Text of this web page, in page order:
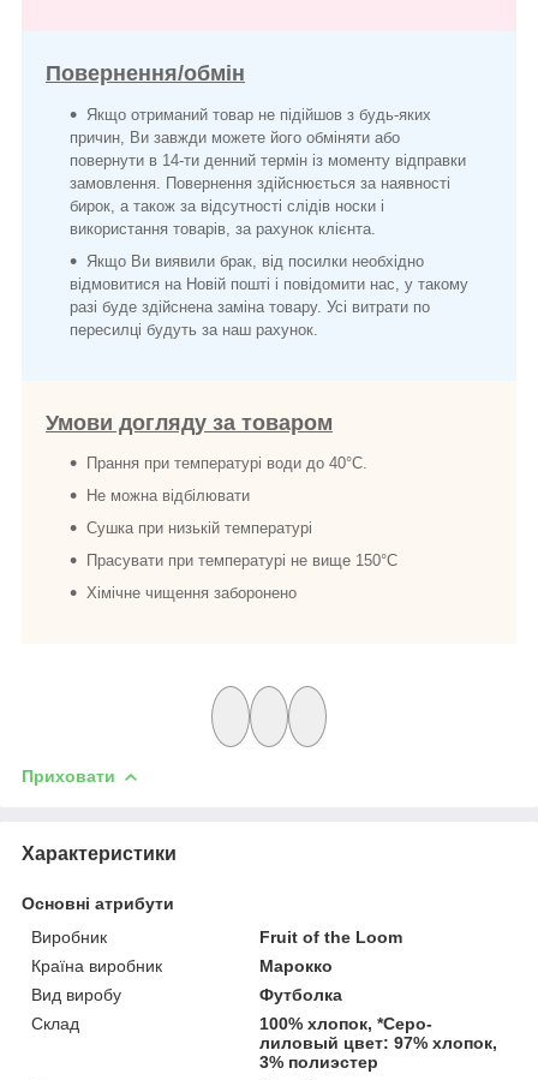
Повернення/обмін
Якщо отриманий товар не підійшов з будь-яких
причин, Ви завжди можете його обміняти або
повернути в 14-ти денний термін із моменту відправки
замовлення. Повернення здійснюється за наявності
бирок, а також за відсутності слідів носки і
використання товарів, за рахунок клієнта.
Якщо Ви виявили брак, від посилки необхідно
відмовитися на Новій пошті і повідомити нас, у такому
разі буде здійснена заміна товару. Усі витрати по
пересилці будуть за наш рахунок.
Умови догляду за товаром
Прання при температурі води до 40°C.
Не можна відбілювати
Сушка при низькій температурі
Прасувати при температурі не вище 150°C
Хімічне чищення заборонено
Приховати
Характеристики
Основні атрибути
Виробник
Fruit of the Loom
Країна виробник
Марокко
Вид виробу
Футболка
Склад
100% хлопок, *Серо-
лиловый цвет: 97% хлопок,
3% полиэстер